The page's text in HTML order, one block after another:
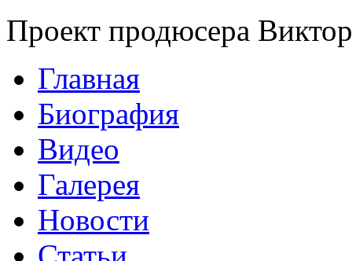
Проект продюсера
Главная
Биография
Видео
Галерея
Новости